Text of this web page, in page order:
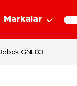
Eğitici Oyuncaklar
Markalar
GNL83